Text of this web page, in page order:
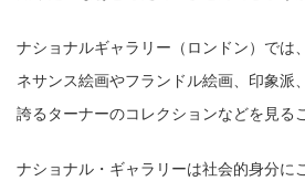
ナショナルギャラリー（ロンドン）では
ネサンス絵画やフランドル絵画、印象派
誇るターナーのコレクションなどを見る
ナショナル・ギャラリーは社会的身分に